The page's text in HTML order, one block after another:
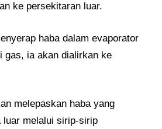
ke persekitaran luar.
haba dalam evaporator
gas, ia akan dialirkan ke
melepaskan haba yang
luar melalui sirip-sirip